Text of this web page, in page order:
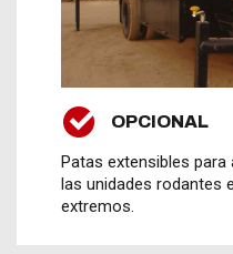
OPCIONAL
Patas extensibles para
las unidades rodantes
extremos.